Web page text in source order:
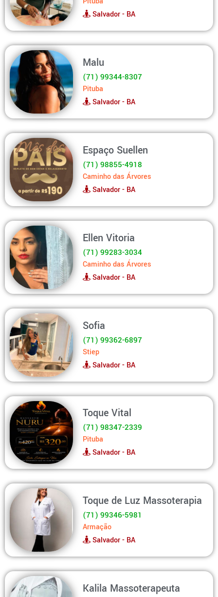
Salvador - BA
Malu
(71) 99344-8307
Pituba
Salvador - BA
Espaço Suellen
(71) 98855-4918
Caminho das Árvores
Salvador - BA
Ellen Vitoria
(71) 99283-3034
Caminho das Árvores
Salvador - BA
Sofia
(71) 99362-6897
Stiep
Salvador - BA
Toque Vital
(71) 98347-2339
Pituba
Salvador - BA
Toque de Luz Massoterapia
(71) 99346-5981
Armação
Salvador - BA
Kalila Massoterapeuta